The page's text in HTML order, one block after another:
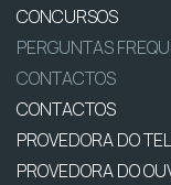
CONCURSOS
PERGUNTAS
CONTACTOS
CONTACTOS
PROVEDORA DO
PROVEDORA DO